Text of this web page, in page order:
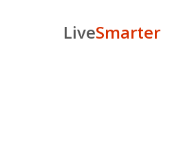
LiveSmarter